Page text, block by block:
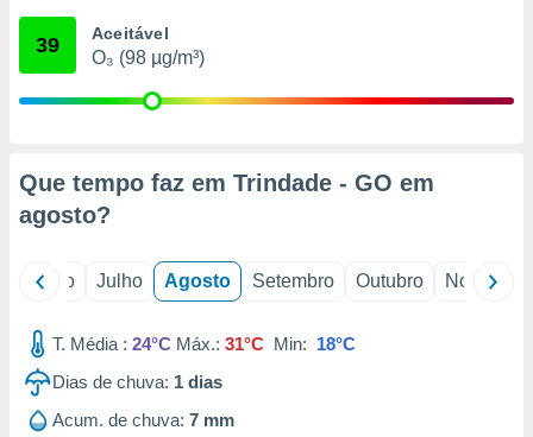
através
1199
39 Aceitável
O₃ (98 µg/m³)
Que tempo faz em Trindade - GO em
agosto?
Junho Julho Agosto Setembro Outubro Novembro
T. Média : 24°C Máx.: 31°C Min: 18°C
Dias de chuva: 1 dias
Acum. de chuva: 7 mm